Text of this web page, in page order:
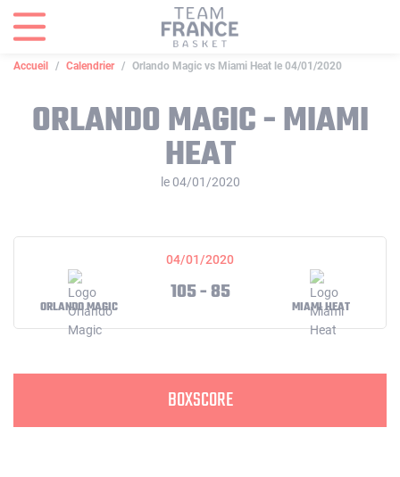
Accueil Calendrier Orlando Magic vs Miami Heat le 04/01/2020
ORLANDO MAGIC - MIAMI
HEAT
le 04/01/2020
04/01/2020
ORLANDO MAGIC
105 - 85
MIAMI HEAT
BOXSCORE
Panneau de gestion des cookies